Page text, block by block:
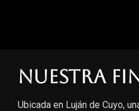
Nuestra
Ubicada en Luján de Cuyo,